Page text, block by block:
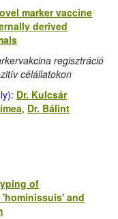
marker vaccine
derived
regisztráció
célállatokon
: Dr. Kulcsár
, Dr. Bálint
of
'hominissuis' and